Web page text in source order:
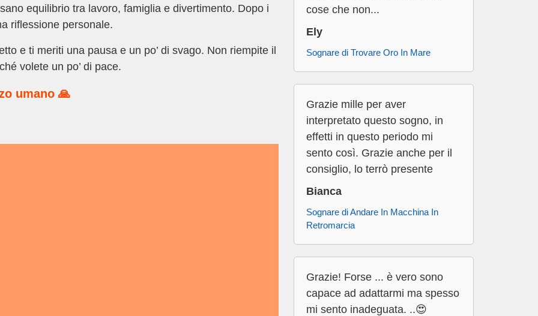
equilibrio tra lavoro, famiglia e divertimento. Dopo i
riflessione personale.
e ti meriti una pausa e un po’ di svago. Non riempite il
volete un po’ di pace.
umano 🙏
cose che non...
Ely
Sognare di Trovare Oro In Mare
Grazie mille per aver
interpretato questo sogno, in
effetti in questo periodo mi
sento così. Grazie anche per il
consiglio, lo terrò presente
Bianca
Sognare di Andare In Macchina In
Retromarcia
Grazie! Forse ... è vero sono
capace ad adattarmi ma spesso
mi sento inadeguata. ..😍